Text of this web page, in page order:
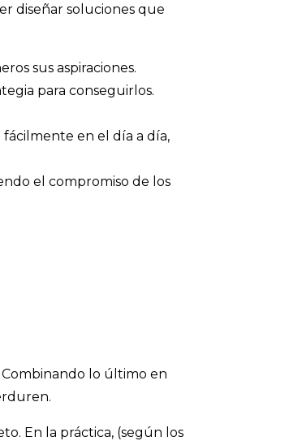
diseñar soluciones que
sus aspiraciones.
para conseguirlos.
en el día a día,
el compromiso de los
lo último en
En la práctica, (según los